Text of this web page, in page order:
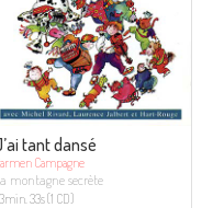
tant dansé
Campagne
montagne secrète
33s (1 CD)